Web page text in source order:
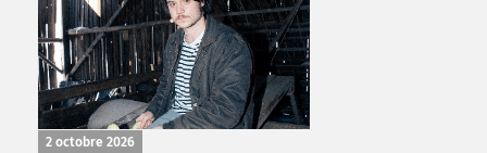
2 octobre 2026